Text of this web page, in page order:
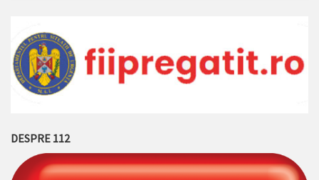
DESPRE 112